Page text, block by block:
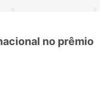
no prêmio